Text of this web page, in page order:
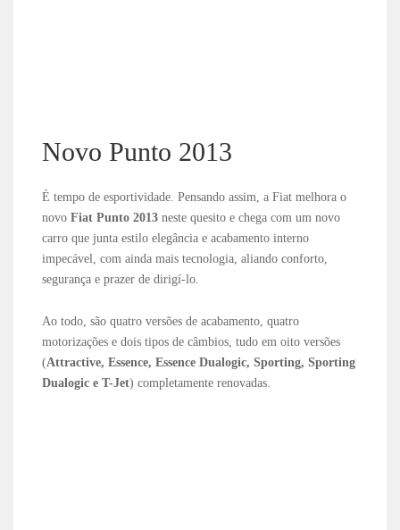
Novo Punto 2013
É tempo de esportividade. Pensando assim, a Fiat melhora o
novoFiat Punto 2013 neste quesito e chega com um novo
carro que junta estilo elegância e acabamento interno
impecável, com ainda mais tecnologia, aliando conforto,
segurança e prazer de dirigí-lo.
Ao todo, são quatro versões de acabamento, quatro
motorizações e dois tipos de câmbios, tudo em oito versões
(Attractive, Essence, Essence Dualogic, Sporting, Sporting
Dualogic e T-Jet) completamente renovadas.